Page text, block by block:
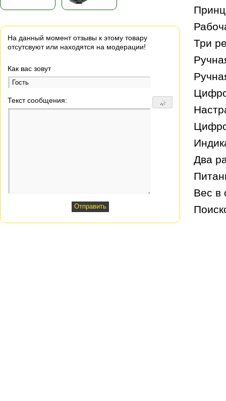
На данный момент отзывы к этому товару
отсутсвуют или находятся на модерации!
Как вас зовут
Текст сообщения:
Три
Два
Вес в